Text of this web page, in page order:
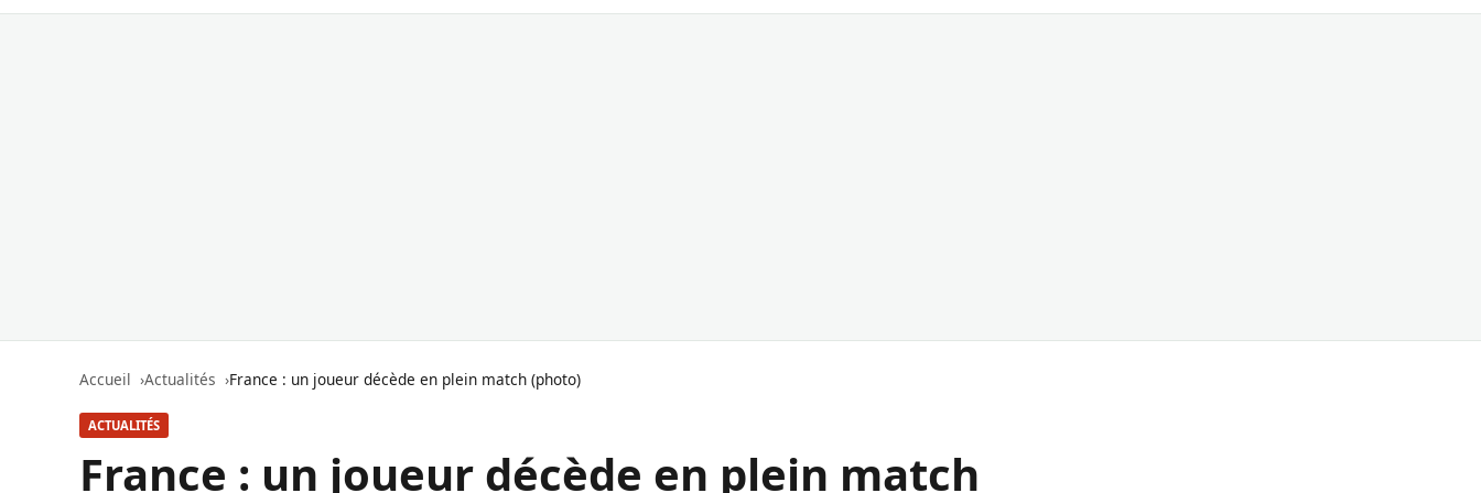
Accueil Actualités France : un joueur décède en plein match (photo)
ACTUALITÉS
France : un joueur décède en plein match